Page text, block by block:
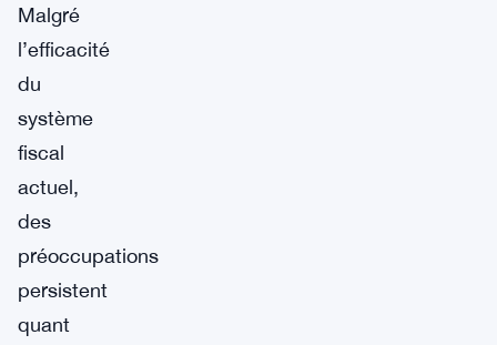
Malgré
l’efficacité
du
système
fiscal
actuel,
des
préoccupations
persistent
quant